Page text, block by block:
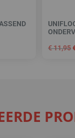
€11,95